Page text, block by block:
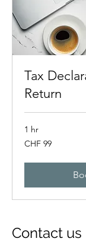
Tax
Return
1 hr
99
Swiss
CHF 99
Contact us